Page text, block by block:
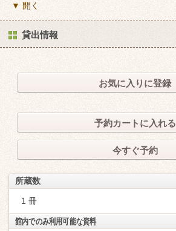
▼ 開く
貸出情報
お気に入りに登録
予約カートに入れる
今すぐ予約
所蔵数
1 冊
館内でのみ利用可能な資料